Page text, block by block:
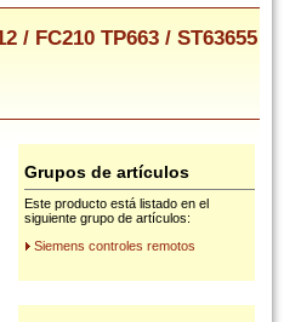
/ FC210 TP663 / ST63655
Grupos de artículos
Este producto está listado en el
siguiente grupo de artículos:
Siemens controles remotos